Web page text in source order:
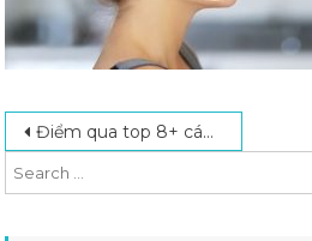
Post navigation
Điểm qua top 8+ cách làm căng da mặt được yêu thích nhất